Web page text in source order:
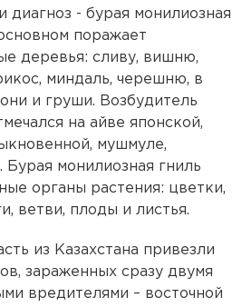
диагноз - бурая монилиозная
поражает
деревья: сливу, вишню,
миндаль, черешню, в
и груши. Возбудитель
на айве японской,
мушмуле,
монилиозная гниль
органы растения: цветки,
ветви, плоды и листья.
из Казахстана привезли
зараженных сразу двумя
вредителями – восточной